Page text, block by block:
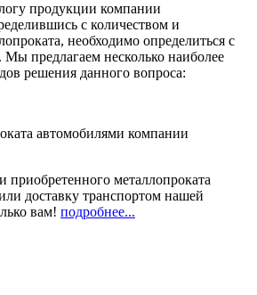
продукции компании
с количеством и
необходимо определиться с
Мы предлагаем несколько наиболее
решения данного вопроса:
автомобилями компании
приобретенного металлопроката
доставку транспортом нашей
вам! подробнее...